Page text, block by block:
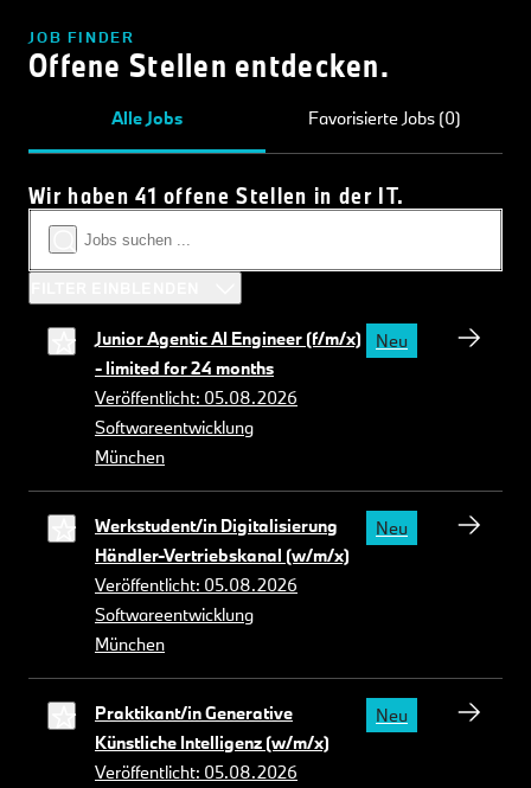
JOB FINDER
Offene Stellen entdecken.
Alle Jobs Favorisierte Jobs (0)
Wir haben 41 offene Stellen in der IT.
Junior Agentic AI Engineer (f/m/x)
- limited for 24 months
Veröffentlicht: 05.08.2026
Softwareentwicklung
München
Neu
Werkstudent/in Digitalisierung
Händler-Vertriebskanal (w/m/x)
Veröffentlicht: 05.08.2026
Softwareentwicklung
München
Neu
Praktikant/in Generative
Künstliche Intelligenz (w/m/x)
Veröffentlicht: 05.08.2026
Neu